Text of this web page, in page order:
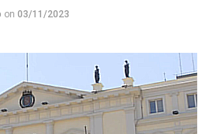
on 03/11/2023